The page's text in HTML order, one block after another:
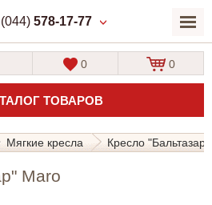
(044) 578-17-77
ТОВАРОВ
0 0
Мягкие кресла Кресло
Maro